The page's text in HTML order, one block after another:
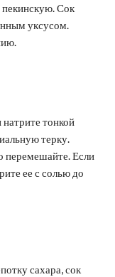
пекинскую. Сок
уксусом.
тонкой
терку.
перемешайте. Если
ее с солью до
сахара, сок